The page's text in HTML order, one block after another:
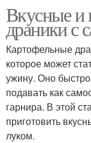
Вкусные и
драники с
Картофельные
которое может
ужину. Оно
подавать как
гарнира. В этой
приготовить
луком.